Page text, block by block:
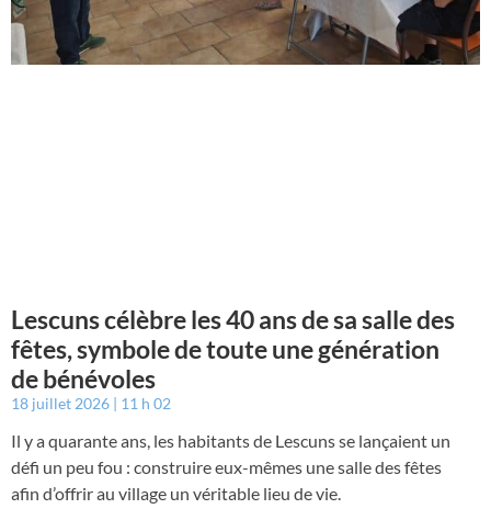
Lescuns célèbre les 40 ans de sa salle des
fêtes, symbole de toute une génération
de bénévoles
18 juillet 2026 11 h 02
Il y a quarante ans, les habitants de Lescuns se lançaient un
défi un peu fou : construire eux-mêmes une salle des fêtes
afin d’offrir au village un véritable lieu de vie.